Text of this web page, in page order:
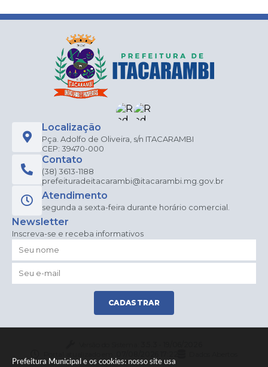
Prefeitura Municipal e os cookies: nosso site usa
Localização
Pça. Adolfo de Oliveira, s/n ITACARAMBI
CEP: 39470-000
Contato
(38) 3613-1188
prefeituradeitacarambi@itacarambi.mg.gov.br
Atendimento
segunda a sexta-feira durante horário comercial.
Newsletter
Inscreva-se e receba informativos
CADASTRAR